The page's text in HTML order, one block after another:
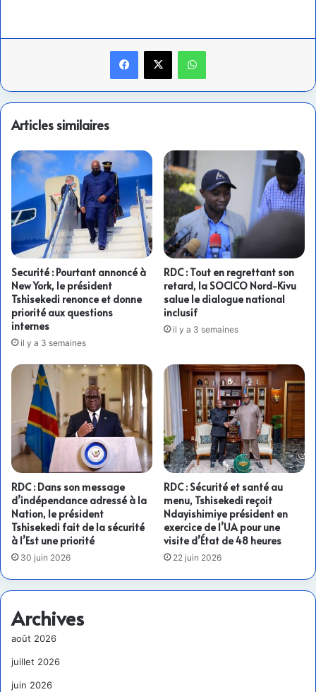
Facebook
X WhatsApp
Articles similaires
Securité : Pourtant annoncé à
New York, le président
Tshisekedi renonce et donne
priorité aux questions
internes
il y a 3 semaines
RDC : Tout en regrettant son
retard, la SOCICO Nord-Kivu
salue le dialogue national
inclusif
il y a 3 semaines
RDC : Dans son message
d’indépendance adressé à la
Nation, le président
Tshisekedi fait de la sécurité
à l’Est une priorité
30 juin 2026
RDC : Sécurité et santé au
menu, Tshisekedi reçoit
Ndayishimiye président en
exercice de l’UA pour une
visite d’État de 48 heures
22 juin 2026
Archives
août 2026
juillet 2026
juin 2026